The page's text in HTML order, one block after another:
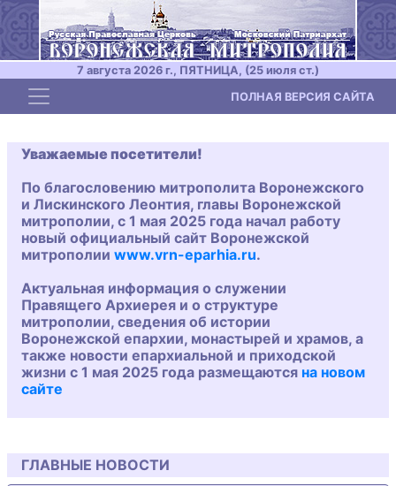
7 августа 2026 г., ПЯТНИЦА, (25 июля ст.)
Toggle navigation ПОЛНАЯ ВЕРСИЯ САЙТА
Уважаемые посетители!
По благословению митрополита Воронежского
и Лискинского Леонтия, главы Воронежской
митрополии, с 1 мая 2025 года начал работу
новый официальный сайт Воронежской
митрополии www.vrn-eparhia.ru.
Актуальная информация о служении
Правящего Архиерея и о структуре
митрополии, сведения об истории
Воронежской епархии, монастырей и храмов, а
также новости епархиальной и приходской
жизни с 1 мая 2025 года размещаются на новом
сайте
ГЛАВНЫЕ НОВОСТИ